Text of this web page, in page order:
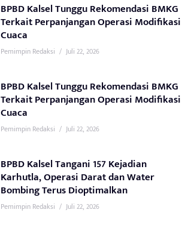
BPBD Kalsel Tunggu Rekomendasi BMKG
Terkait Perpanjangan Operasi Modifikasi
Cuaca
Pemimpin Redaksi / Juli 22, 2026
BPBD Kalsel Tunggu Rekomendasi BMKG
Terkait Perpanjangan Operasi Modifikasi
Cuaca
Pemimpin Redaksi / Juli 22, 2026
BPBD Kalsel Tangani 157 Kejadian
Karhutla, Operasi Darat dan Water
Bombing Terus Dioptimalkan
Pemimpin Redaksi / Juli 22, 2026